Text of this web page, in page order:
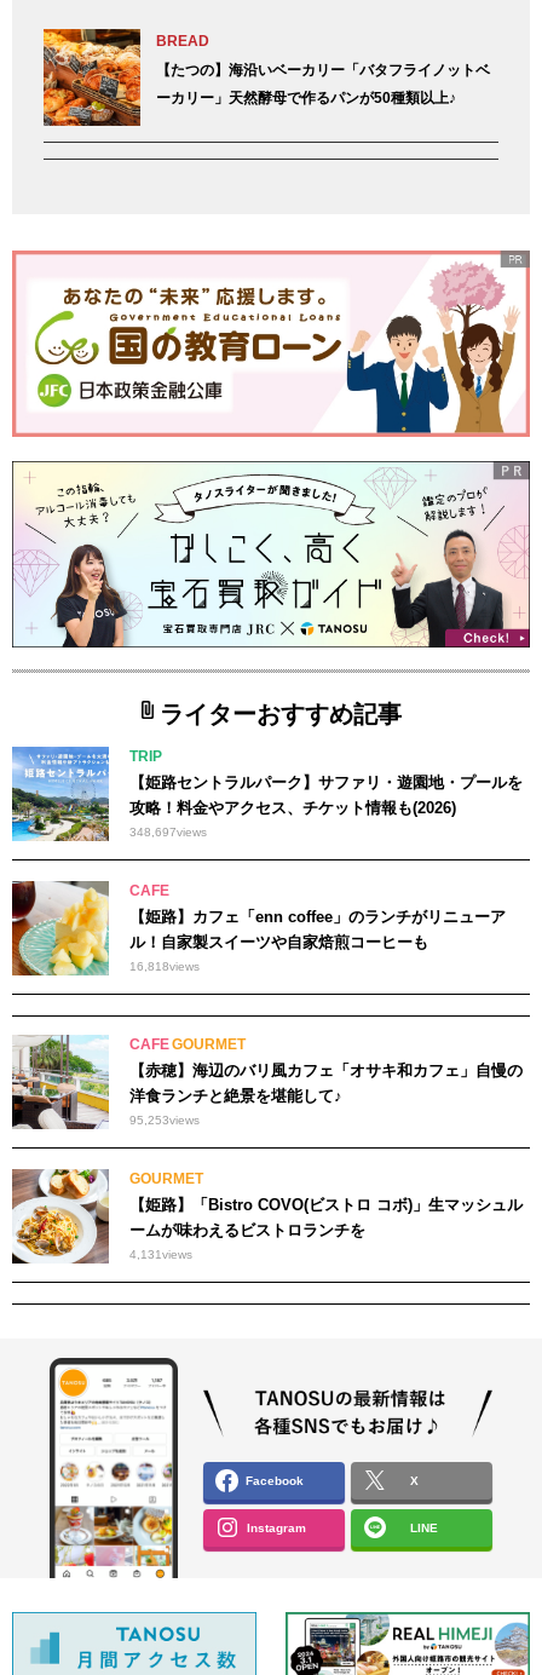
BREAD
【たつの】海沿いベーカリー「バタフライノットベ
ーカリー」天然酵母で作るパンが50種類以上♪
ライターおすすめ記事
TRIP
【姫路セントラルパーク】サファリ・遊園地・プールを
攻略！料金やアクセス、チケット情報も(2026)
348,697views
CAFE
【姫路】カフェ「enn coffee」のランチがリニューア
ル！自家製スイーツや自家焙煎コーヒーも
16,818views
CAFEGOURMET
【赤穂】海辺のバリ風カフェ「オサキ和カフェ」自慢の
洋食ランチと絶景を堪能して♪
95,253views
GOURMET
【姫路】「Bistro COVO(ビストロ コボ)」生マッシュル
ームが味わえるビストロランチを
4,131views
Facebook X
Instagram LINE